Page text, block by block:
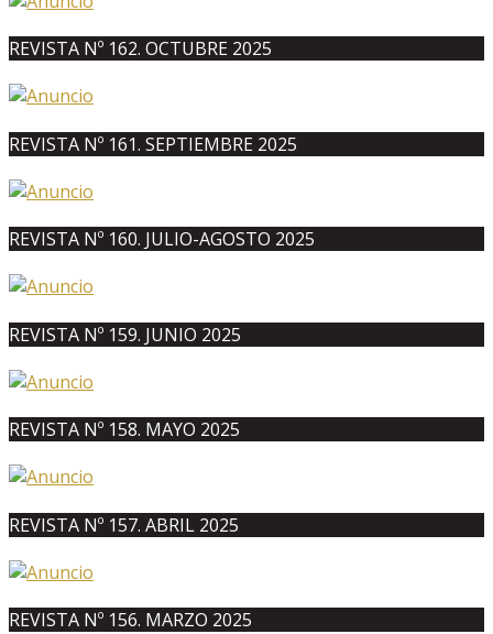
REVISTA Nº 162. OCTUBRE 2025
REVISTA Nº 161. SEPTIEMBRE 2025
REVISTA Nº 160. JULIO-AGOSTO 2025
REVISTA Nº 159. JUNIO 2025
REVISTA Nº 158. MAYO 2025
REVISTA Nº 157. ABRIL 2025
REVISTA Nº 156. MARZO 2025